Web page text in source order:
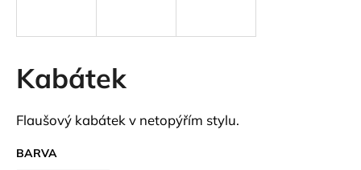
Kabátek
Flaušový kabátek v netopýřím stylu.
BARVA
D
o
o
u